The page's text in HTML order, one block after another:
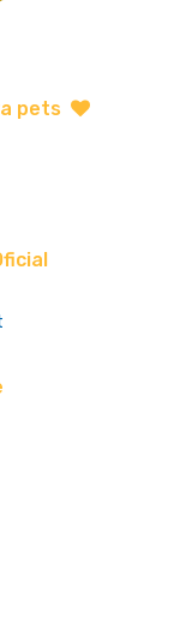
pets